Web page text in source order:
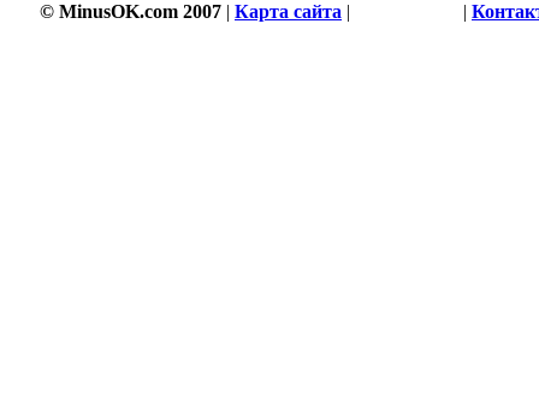
© MinusOK.com 2007 | Карта сайта | |